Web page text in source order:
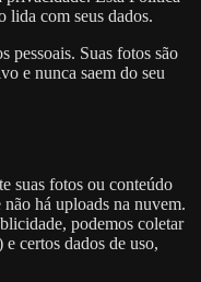
com seus dados.
pessoais. Suas fotos são
e nunca saem do seu
suas fotos ou conteúdo
há uploads na nuvem.
podemos coletar
certos dados de uso,